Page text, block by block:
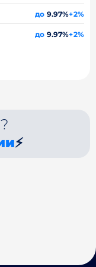
до 9.97%+2%
до 9.97%+2%
⚡